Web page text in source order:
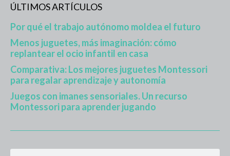
ÚLTIMOS ARTÍCULOS
Por qué el trabajo autónomo moldea el futuro
Menos juguetes, más imaginación: cómo
replantear el ocio infantil en casa
Comparativa: Los mejores juguetes Montessori
para regalar aprendizaje y autonomía
Juegos con imanes sensoriales. Un recurso
Montessori para aprender jugando